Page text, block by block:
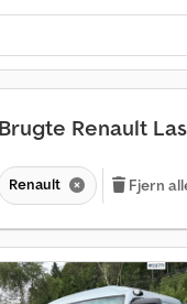
Brugte Renault
Renault Fjern